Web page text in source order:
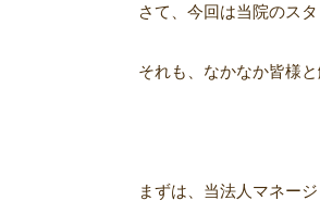
さて、今回は当院のス
それも、なかなか皆様
まずは、当法人マネー